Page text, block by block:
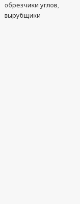
обрезчики углов,
вырубщики